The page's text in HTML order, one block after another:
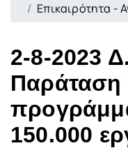
Επικαιρότητα -
2-8-2023
Παράταση
150.000